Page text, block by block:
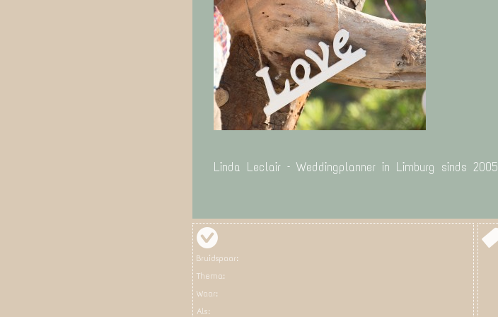
Linda Leclair – Weddingplanner in Limburg sinds 2005
Bruidspaar:
Thema:
Waar:
Als: